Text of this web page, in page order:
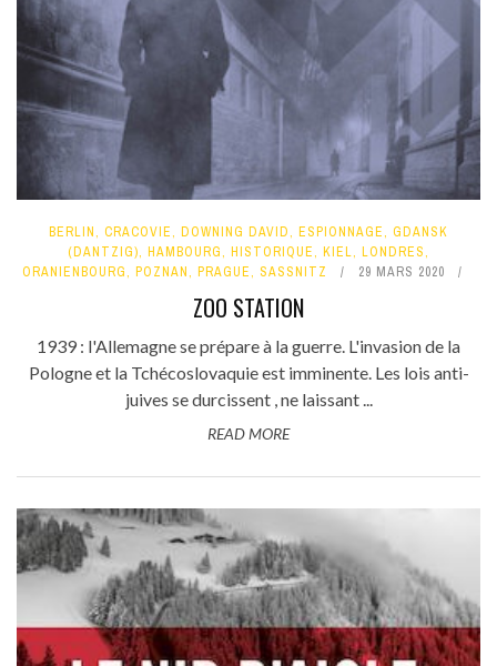
BERLIN, CRACOVIE, DOWNING DAVID, ESPIONNAGE, GDANSK
(DANTZIG), HAMBOURG, HISTORIQUE, KIEL, LONDRES,
ORANIENBOURG, POZNAN, PRAGUE, SASSNITZ 29 MARS 2020
ZOO STATION
1939 : l'Allemagne se prépare à la guerre. L'invasion de la
Pologne et la Tchécoslovaquie est imminente. Les lois anti-
juives se durcissent , ne laissant ...
READ MORE